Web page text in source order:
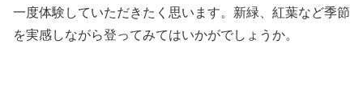
一度体験していただきたく思います。新緑、紅葉など季節
を実感しながら登ってみてはいかがでしょうか。